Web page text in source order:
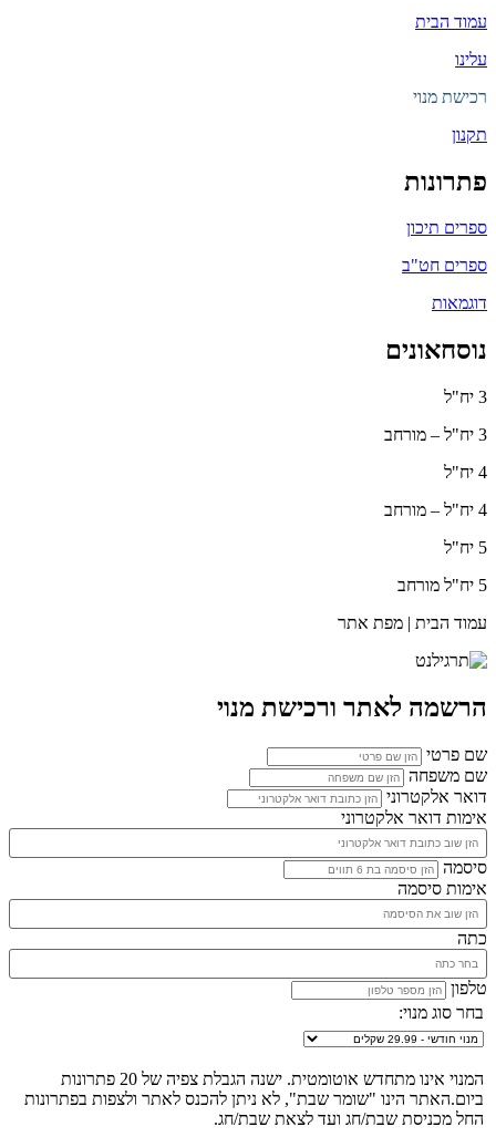
עמוד הבית
עלינו
רכישת מנוי
תקנון
פתרונות
ספרים תיכון
ספרים חט"ב
דוגמאות
נוסחאונים
3 יח"ל
3 יח"ל – מורחב
4 יח"ל
4 יח"ל – מורחב
5 יח"ל
5 יח"ל מורחב
עמוד הבית | מפת אתר
הרשמה לאתר ורכישת מנוי
שם פרטי
שם משפחה
דואר אלקטרוני
אימות דואר אלקטרוני
סיסמה
אימות סיסמה
כתה
טלפון
בחר סוג מנוי:
המנוי אינו מתחדש אוטומטית. ישנה הגבלת צפיה של 20 פתרונות
ביום.האתר הינו "שומר שבת", לא ניתן להכנס לאתר ולצפות בפתרונות
החל מכניסת שבת/חג ועד לצאת שבת/חג.